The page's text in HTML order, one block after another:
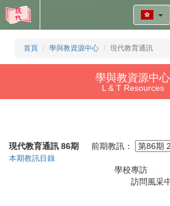
首頁 學與教資源中心 現代教育通訊
學與教資源中心
L & T Resources
現代教育通訊 86期 前期教訊：
本期教訊目錄
學校專訪
訪問風采中學中